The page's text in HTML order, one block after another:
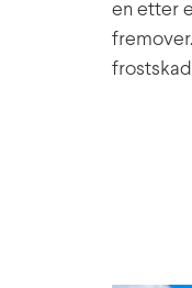
en etter